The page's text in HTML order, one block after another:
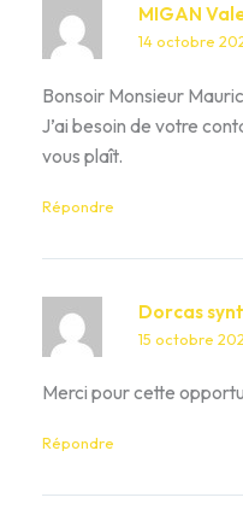
MIGAN
14 octobre
Bonsoir Monsieur
J’ai besoin de votre
vous plaît.
Répondre
Dorcas
15 octobre
Merci pour cette
Répondre